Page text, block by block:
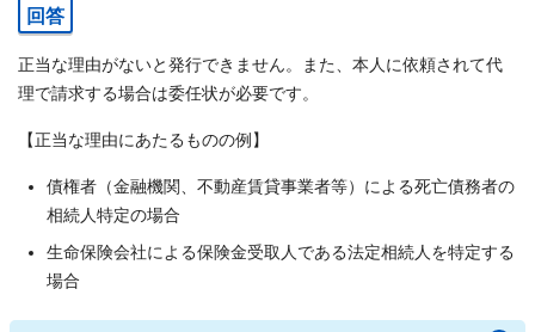
回答
正当な理由がないと発行できません。また、本人に依頼されて代
理で請求する場合は委任状が必要です。
【正当な理由にあたるものの例】
債権者（金融機関、不動産賃貸事業者等）による死亡債務者の
相続人特定の場合
生命保険会社による保険金受取人である法定相続人を特定する
場合